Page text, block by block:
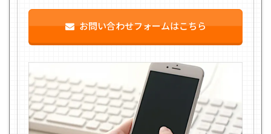
お問い合わせフォームはこちら